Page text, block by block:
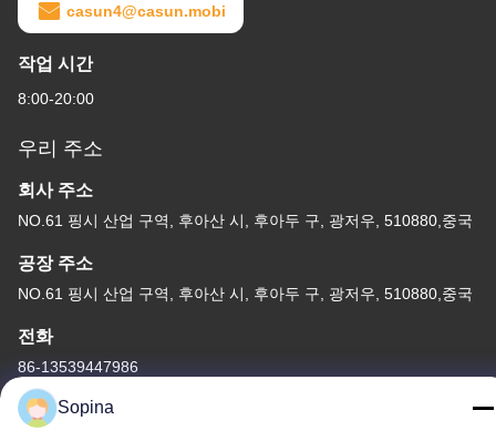
casun4@casun.mobi
작업 시간
8:00-20:00
우리 주소
회사 주소
NO.61 핑시 산업 구역, 후아산 시, 후아두 구, 광저우, 510880,중국
공장 주소
NO.61 핑시 산업 구역, 후아산 시, 후아두 구, 광저우, 510880,중국
전화
86-13539447986
Sopina